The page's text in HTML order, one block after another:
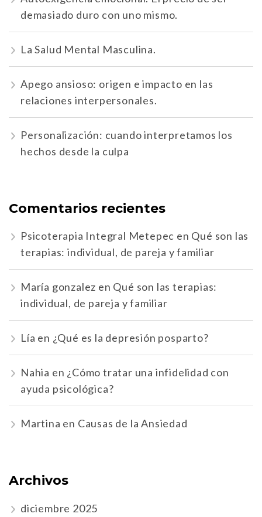
demasiado duro con uno mismo.
La Salud Mental Masculina.
Apego ansioso: origen e impacto en las
relaciones interpersonales.
Personalización: cuando interpretamos los
hechos desde la culpa
Comentarios recientes
Psicoterapia Integral Metepec en Qué son las
terapias: individual, de pareja y familiar
María gonzalez en Qué son las terapias:
individual, de pareja y familiar
Lía en ¿Qué es la depresión posparto?
Nahia en ¿Cómo tratar una infidelidad con
ayuda psicológica?
Martina en Causas de la Ansiedad
Archivos
diciembre 2025